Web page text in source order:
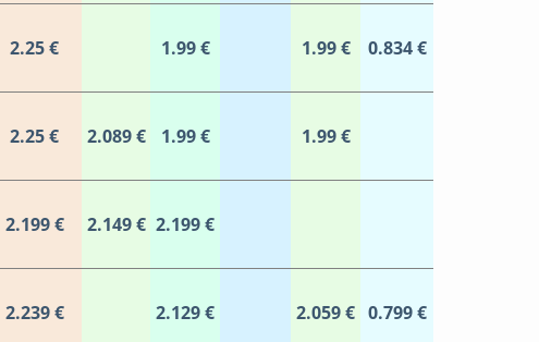
2.25 € 1.99 € 1.99 € 0.834 €
2.25 € 2.089 € 1.99 € 1.99 €
2.199 € 2.149 € 2.199 €
2.239 € 2.129 € 2.059 € 0.799 €